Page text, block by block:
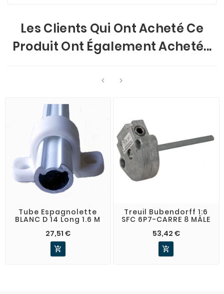
Les Clients Qui Ont Acheté Ce
Produit Ont Également Acheté...
 
Tube Espagnolette
BLANC D 14 Long 1.6 M
27,51 €

Treuil Bubendorff 1:6
SFC 6P7-CARRE 8 MÂLE
53,42 €
